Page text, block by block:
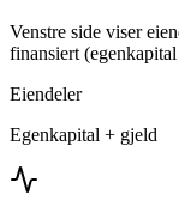
Venstre side viser
finansiert
Eiendeler
Egenkapital + gjeld